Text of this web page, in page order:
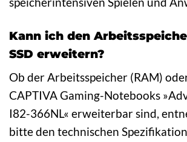
Kann ich den
SSD erweitern?
Ob der Arbeitsspeicher (RAM)
CAPTIVA Gaming-Notebooks
I82-366NL« erweiterbar sind,
bitte den technischen